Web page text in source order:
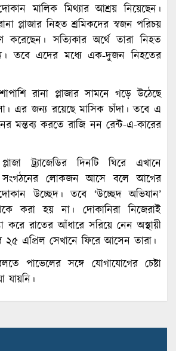
মালিক মিথ্যার আশ্রয় নিয়েছেন।
প্লাজার নিহত শ্রমিকদের স্বজন পরিচয়
করেছেন। সত্যিকার অর্থে তারা নিহত
তবে এদের মধ্যে এক-দুজন নিহতের
রানা প্লাজার সামনে গড়ে উঠেছে
এর জন্য রয়েছে মাসিক চাঁদা। তবে এ
মন্তব্য করতে রাজি নন রেন্ট-এ-কারের
ট্র্যাজেডির দিনটি ঘিরে এখানে
সংগঠনের লোকজন আসে বলে আগের
উচ্ছেদ। তবে ‘উচ্ছেদ অভিযান’
করা হয় না। দোকানিরা নিজেরাই
করে রাতের আঁধারে সরিয়ে নেন অস্থায়ী
এপ্রিল সেখানে ফিরে আসেন তারা।
পাভেলের সঙ্গে যোগাযোগের চেষ্টা
যায়নি।